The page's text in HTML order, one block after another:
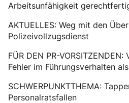
Arbeitsunfähigkeit
AKTUELLES: Weg mit den
Polizeivollzugsdienst
FÜR DEN PR-
Fehler im Führungsverhalten
SCHWERPUNKTTHEMA:
Personalratsfallen